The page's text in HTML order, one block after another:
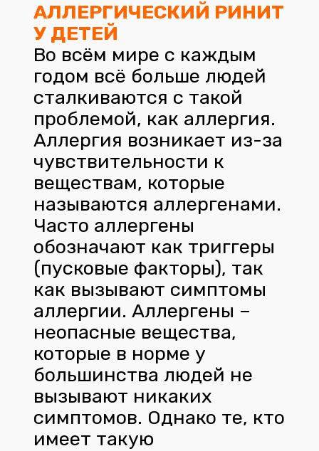
АЛЛЕРГИЧЕСКИЙ РИНИТ
У ДЕТЕЙ
Во всём мире с каждым
годом всё больше людей
сталкиваются с такой
проблемой, как аллергия.
Аллергия возникает из-за
чувствительности к
веществам, которые
называются аллергенами.
Часто аллергены
обозначают как триггеры
(пусковые факторы), так
как вызывают симптомы
аллергии. Аллергены –
неопасные вещества,
которые в норме у
большинства людей не
вызывают никаких
симптомов. Однако те, кто
имеет такую